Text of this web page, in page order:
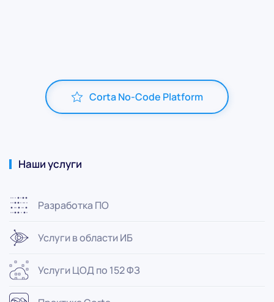
Corta No-Code Platform
Наши услуги
Разработка ПО
Услуги в области ИБ
Услуги ЦОД по 152 ФЗ